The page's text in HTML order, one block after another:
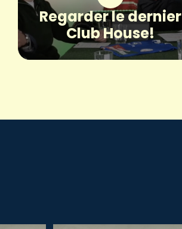
Regarder le dernier
Club House!